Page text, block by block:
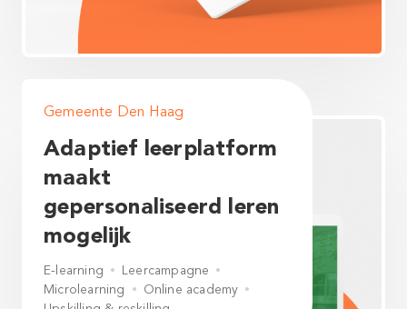
Gemeente Den Haag
Adaptief leerplatform
maakt
gepersonaliseerd leren
mogelijk
E-learning
Leercampagne
Microlearning
Online academy